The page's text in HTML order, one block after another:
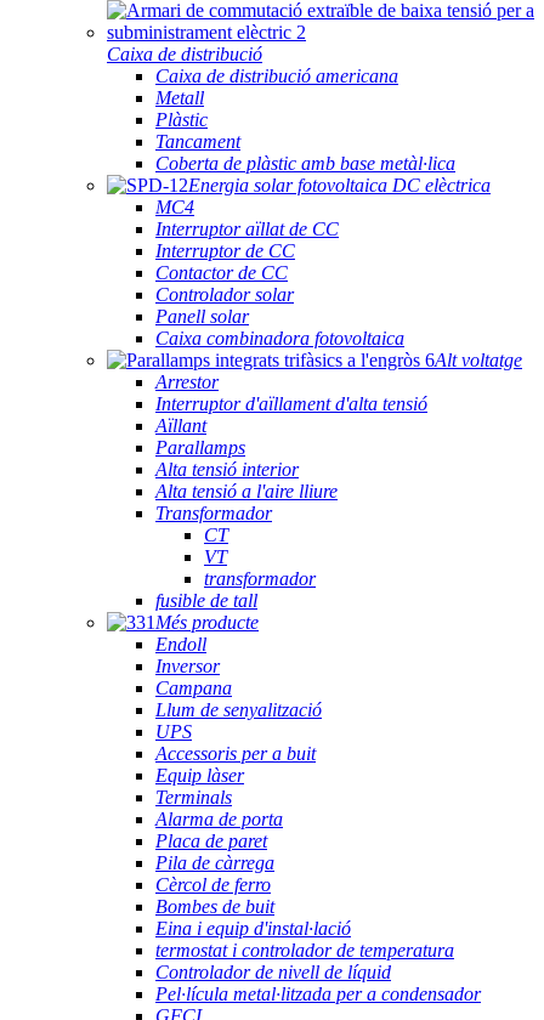
Caixa de distribució
Caixa de distribució americana
Metall
Plàstic
Tancament
Coberta de plàstic amb base metàl·lica
Energia solar fotovoltaica DC elèctrica
MC4
Interruptor aïllat de CC
Interruptor de CC
Contactor de CC
Controlador solar
Panell solar
Caixa combinadora fotovoltaica
Alt voltatge
Arrestor
Interruptor d'aïllament d'alta tensió
Aïllant
Parallamps
Alta tensió interior
Alta tensió a l'aire lliure
Transformador
CT
VT
transformador
fusible de tall
Més producte
Endoll
Inversor
Campana
Llum de senyalització
UPS
Accessoris per a buit
Equip làser
Terminals
Alarma de porta
Placa de paret
Pila de càrrega
Cèrcol de ferro
Bombes de buit
Eina i equip d'instal·lació
termostat i controlador de temperatura
Controlador de nivell de líquid
Pel·lícula metal·litzada per a condensador
GFCI